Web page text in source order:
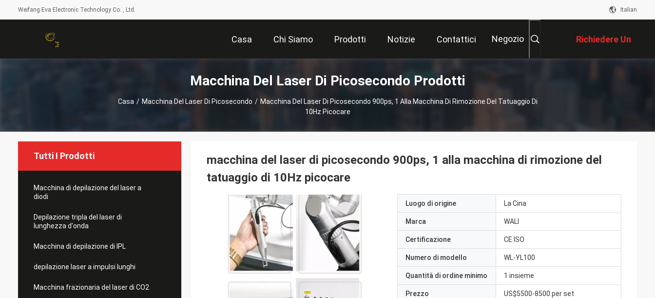
Weifang Eva Electronic Technology Co. , Ltd. Italian
Casa Chi Siamo Prodotti Notizie Contattici Negozio Richiedere Un
Preventivo
Macchina Del Laser Di Picosecondo Prodotti
Casa / Macchina Del Laser Di Picosecondo / Macchina Del Laser Di Picosecondo 900ps, 1 Alla Macchina Di Rimozione Del Tatuaggio Di
10Hz Picocare
Tutti I Prodotti
Macchina di depilazione del laser a
diodi
Depilazione tripla del laser di
lunghezza d'onda
Macchina di depilazione di IPL
depilazione laser a impulsi lunghi
Macchina frazionaria del laser di CO2
macchina del laser di picosecondo 900ps, 1 alla macchina di rimozione del
tatuaggio di 10Hz picocare
Luogo di origine La Cina
Marca WALI
Certificazione CE ISO
Numero di modello WL-YL100
Quantità di ordine minimo 1 insieme
Prezzo US$5500-8500 per set